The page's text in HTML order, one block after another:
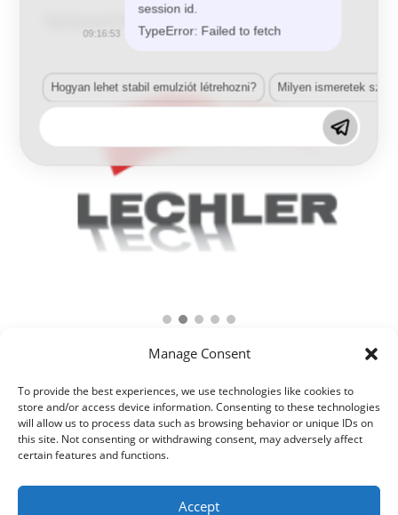
Manage Consent
To provide the best experiences, we use technologies like cookies to
store and/or access device information. Consenting to these technologies
will allow us to process data such as browsing behavior or unique IDs on
this site. Not consenting or withdrawing consent, may adversely affect
certain features and functions.
Accept
Related Products
session id.
TypeError: Failed to fetch
09:16:53
Hogyan lehet stabil emulziót létrehozni? Milyen ismeretek